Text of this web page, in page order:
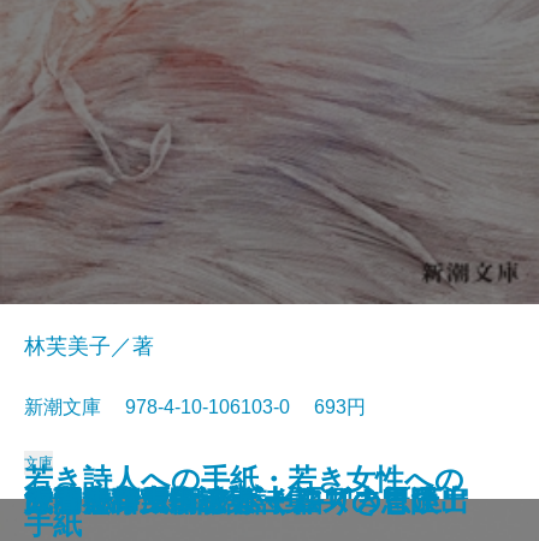
人形の家
恐怖の谷
蟹工船・党生活者
マルテの手記
武蔵野夫人
緋色の研究
ツァラトストラかく語りき〔下〕
シャーロック・ホームズの帰還
サロメ・ウィンダミア卿夫人の扇
浮雲
林芙美子／著
新潮文庫 978-4-10-106103-0 693円
文庫
大和古寺風物誌
シャーロック・ホームズの冒険
シャーロック・ホームズの思い出
ジェーン・エア〔上〕
若き詩人への手紙・若き女性への
手紙
ツァラトストラかく語りき〔上〕
武者小路実篤詩集
はつ恋
海潮音―上田敏訳詩集―
人間失格